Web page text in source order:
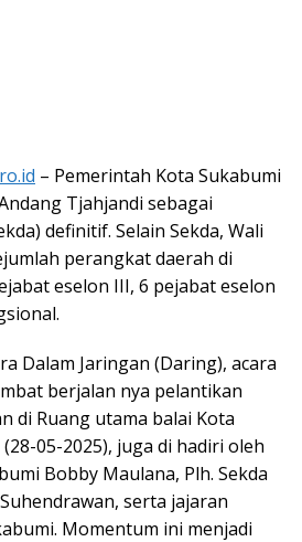
– Pemerintah Kota Sukabumi
Tjahjandi sebagai
definitif. Selain Sekda, Wali
perangkat daerah di
eselon III, 6 pejabat eselon
Dalam Jaringan (Daring), acara
berjalan nya pelantikan
di Ruang utama balai Kota
05-2025), juga di hadiri oleh
Bobby Maulana, Plh. Sekda
serta jajaran
Momentum ini menjadi